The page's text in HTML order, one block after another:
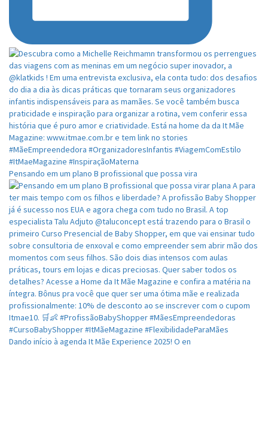
Pensando em um plano B profissional que possa vira
Dando início à agenda It Mãe Experience 2025! O en